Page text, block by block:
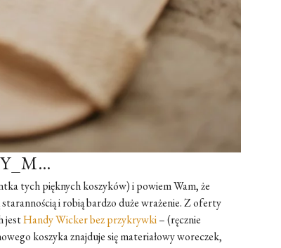
tych pięknych koszyków) i powiem Wam, że
i robią bardzo duże wrażenie. Z oferty
jestHandy Wicker bez przykrywki– (ręcznie
koszyka znajduje się materiałowy woreczek,